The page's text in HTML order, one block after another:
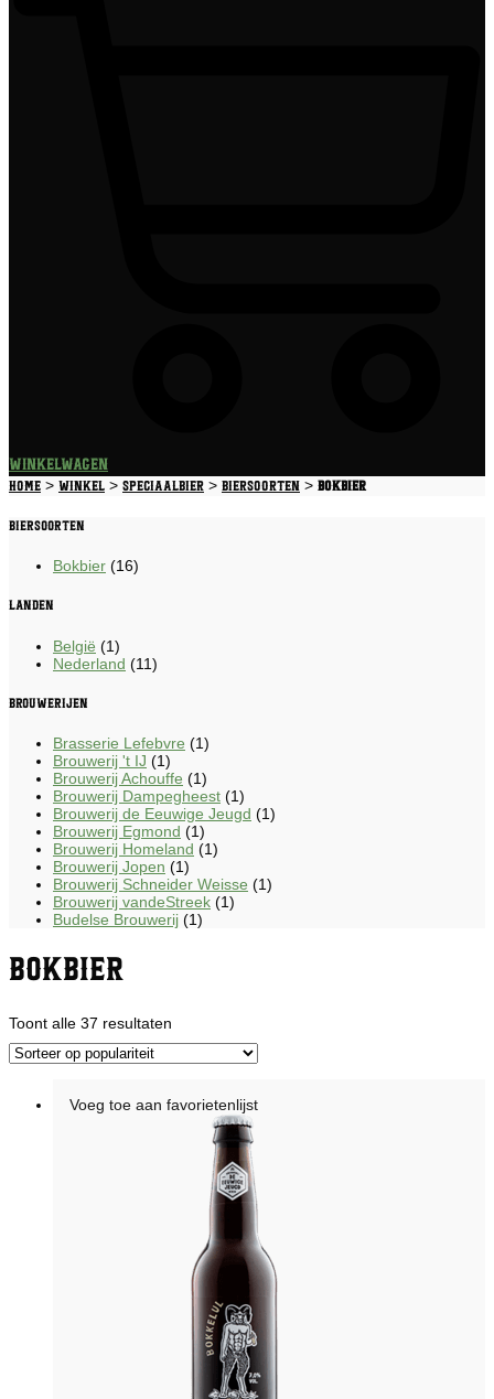
Winkelwagen
Home > Winkel > Speciaalbier > Biersoorten > Bokbier
Biersoorten
Bokbier (16)
Landen
België (1)
Nederland (11)
Brouwerijen
Brasserie Lefebvre (1)
Brouwerij 't IJ (1)
Brouwerij Achouffe (1)
Brouwerij Dampegheest (1)
Brouwerij de Eeuwige Jeugd (1)
Brouwerij Egmond (1)
Brouwerij Homeland (1)
Brouwerij Jopen (1)
Brouwerij Schneider Weisse (1)
Brouwerij vandeStreek (1)
Budelse Brouwerij (1)
Bokbier
Toont alle 37 resultaten
op
populariteit
Voeg toe aan favorietenlijst